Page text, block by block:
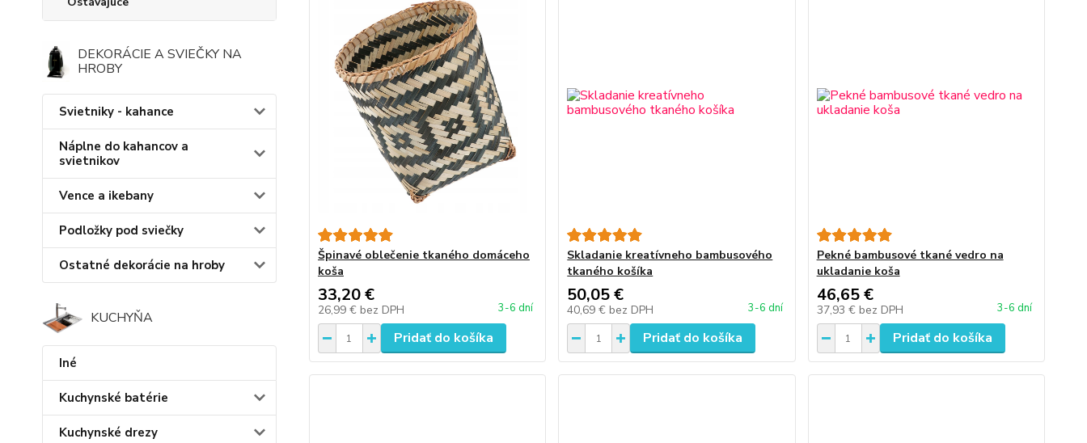
DEKORÁCIE A SVIEČKY NA
HROBY
Svietniky - kahance
Náplne do kahancov a
svietnikov
Vence a ikebany
Podložky pod sviečky
Ostatné dekorácie na hroby
KUCHYŇA
Iné
Kuchynské batérie
Kuchynské drezy
Špinavé oblečenie tkaného domáceho
koša
33,20 €
26,99 € bez DPH 3-6 dní
Pridať do košíka
Skladanie kreatívneho bambusového
tkaného košíka
50,05 €
40,69 € bez DPH 3-6 dní
Pridať do košíka
Pekné bambusové tkané vedro na
ukladanie koša
46,65 €
37,93 € bez DPH 3-6 dní
Pridať do košíka